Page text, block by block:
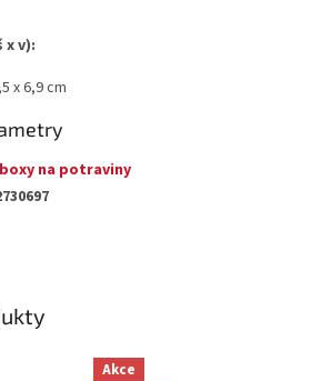
x v):
x 6,9 cm
na potraviny
Akce